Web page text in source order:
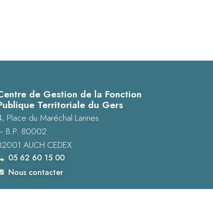
de Gestion de la Fonction
Territoriale du Gers
Place du Maréchal Lannes
B.P. 80002
AUCH CEDEX
05 62 60 15 00
Nous contacter